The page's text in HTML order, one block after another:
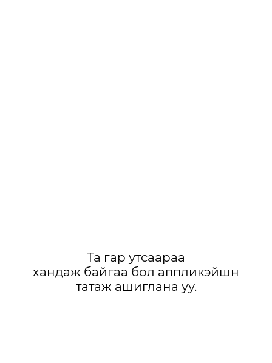
Та гар утсаараа
хандаж байгаа бол аппликэйшн
татаж ашиглана уу.